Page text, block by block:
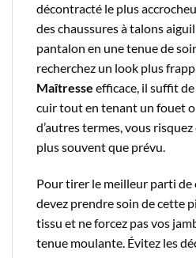
décontracté le plus
des chaussures à talons
pantalon en une tenue de
recherchez un look plus
Maîtresse efficace, il suffit
cuir tout en tenant un fouet
d’autres termes, vous
plus souvent que prévu.
Pour tirer le meilleur parti de
devez prendre soin de cette
tissu et ne forcez pas vos
tenue moulante. Évitez les